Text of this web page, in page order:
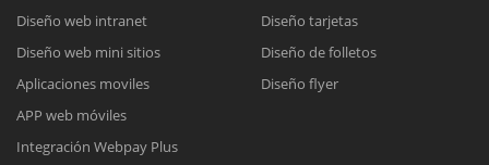
Diseño web intranet
Diseño web mini sitios
Aplicaciones moviles
APP web móviles
Integración Webpay Plus
Diseño tarjetas
Diseño de folletos
Diseño flyer